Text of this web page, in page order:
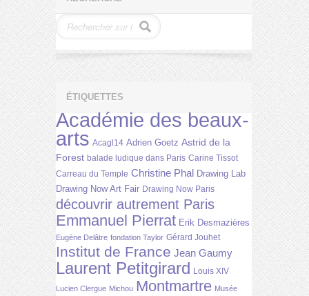
ÉTIQUETTES
Académie des beaux-
arts Acagl14 Adrien Goetz Astrid de la
Forest balade ludique dans Paris Carine Tissot
Carreau du Temple Christine Phal Drawing Lab
Drawing Now Art Fair Drawing Now Paris
découvrir autrement Paris
Emmanuel Pierrat Erik Desmazières
Eugène Delâtre fondation Taylor Gérard Jouhet
Institut de France Jean Gaumy
Laurent Petitgirard Louis XIV
Lucien Clergue Michou Montmartre Musée